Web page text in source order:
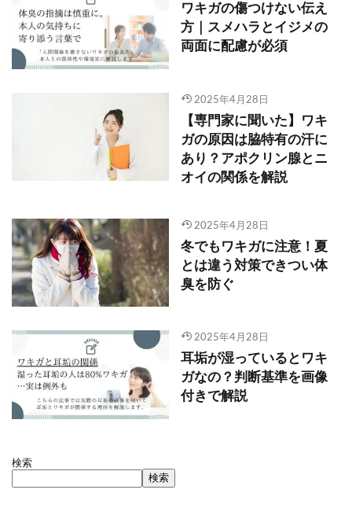
ワキガの傷つけない伝え
方｜スメハラとイジメの
両面に配慮が必須
2025年4月28日
【専門家に聞いた】ワキ
ガの原因は脇特有の汗に
あり？アポクリン腺とニ
オイの関係を解説
2025年4月28日
冬でもワキガに注意！夏
とは違う対策できつい体
臭を防ぐ
2025年4月28日
耳垢が湿っているとワキ
ガなの？判断基準を画像
付きで解説
検索
検索